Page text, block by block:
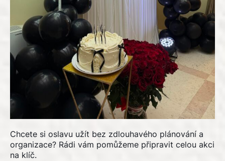
Chcete si oslavu užít bez zdlouhavého plánování a
organizace? Rádi vám pomůžeme připravit celou akci
na klíč.